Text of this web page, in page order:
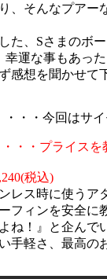
、そんなプア
た、Sさまのボ
運な事もあっ
感想を聞かせて
・・今回はサ
・・プライス
税込)
レス時に使うア
フィンを安全
ね！』と企んで
手軽さ、最高の